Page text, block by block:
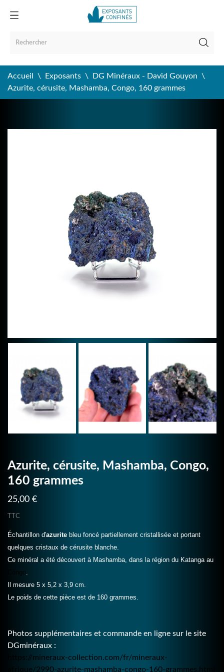
Accueil Exposants
DG Minéraux - David Gouyon
Azurite, cérusite, Mashamba, Congo, 160 grammes
Azurite, cérusite, Mashamba, Congo,
160 grammes
25,00 €
TTC
Échantillon d'azurite bleu foncé partiellement cristallisée et portant
quelques cristaux de cérusite blanche.
Ce minéral a été découvert à Mashamba, dans la région du Katanga au
Congo
Il mesure 5 x 5,2 x 3,9 cm.
Le poids de cette pièce est de 160 grammes.
Photos supplémentaires et commande en ligne sur le site
DGminéraux :
https://mineraux-collection.com/fr/mineraux-
afrique/2990-azurite-mashamba-congo-160-grammes.html